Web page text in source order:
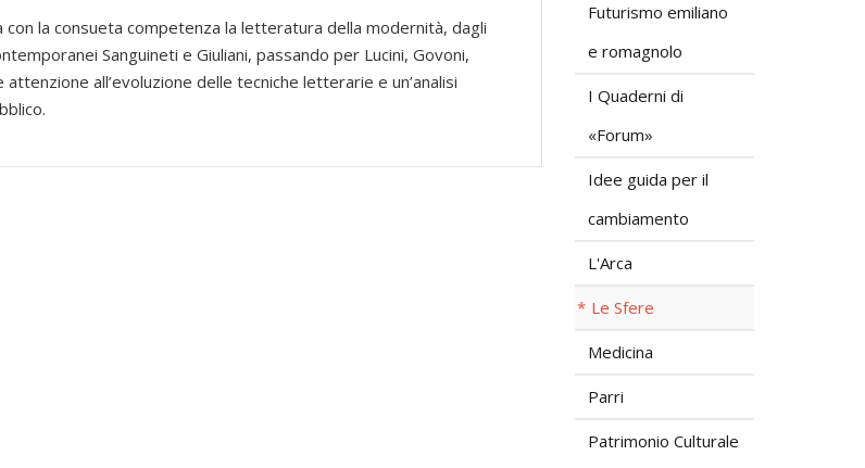
la consueta competenza la letteratura della modernità, dagli
Sanguineti e Giuliani, passando per Lucini, Govoni,
all’evoluzione delle tecniche letterarie e un’analisi
Futurismo emiliano
e romagnolo
I Quaderni di
«Forum»
Idee guida per il
cambiamento
L'Arca
Le Sfere
Medicina
Parri
Patrimonio Culturale